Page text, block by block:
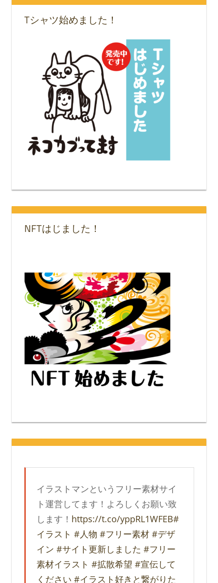
Tシャツ始めました！
NFTはじました！
イラストマンというフリー素材サイ
ト運営してます！よろしくお願い致
します！ https://t.co/yppRL1WFEB#
イラスト #人物 #フリー素材 #デザ
イン #サイト更新しました #フリー
素材イラスト #拡散希望 #宣伝して
ください #イラスト好きと繋がりた